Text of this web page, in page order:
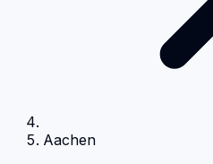
Aachen